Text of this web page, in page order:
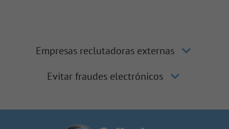
Empresas reclutadoras externas
Evitar fraudes electrónicos